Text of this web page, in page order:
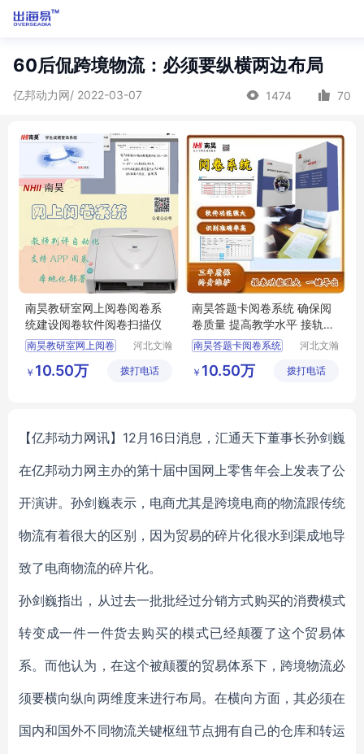
60后侃跨境物流：必须要纵横两边布局
亿邦动力网/ 2022-03-07 1474 70
南昊教研室网上阅卷阅卷系
统建设阅卷软件阅卷扫描仪
南昊教研室网上阅卷
阅卷软件 阅卷扫描仪
河北文瀚
技发展有
￥ 10.50万 拨打电话
南昊答题卡阅卷系统 确保阅
卷质量 提高教学水平 接轨教
学模式
南昊答题卡阅卷系统
考试电脑阅卷
河北文瀚
技发展有
￥ 10.50万 拨打电话
【亿邦动力网讯】12月16日消息，汇通天下董事长孙剑巍
在亿邦动力网主办的第十届中国网上零售年会上发表了公
开演讲。孙剑巍表示，电商尤其是跨境电商的物流跟传统
物流有着很大的区别，因为贸易的碎片化很水到渠成地导
致了电商物流的碎片化。
孙剑巍指出，从过去一批批经过分销方式购买的消费模式
转变成一件一件货去购买的模式已经颠覆了这个贸易体
系。而他认为，在这个被颠覆的贸易体系下，跨境物流必
须要横向纵向两维度来进行布局。在横向方面，其必须在
国内和国外不同物流关键枢纽节点拥有自己的仓库和转运